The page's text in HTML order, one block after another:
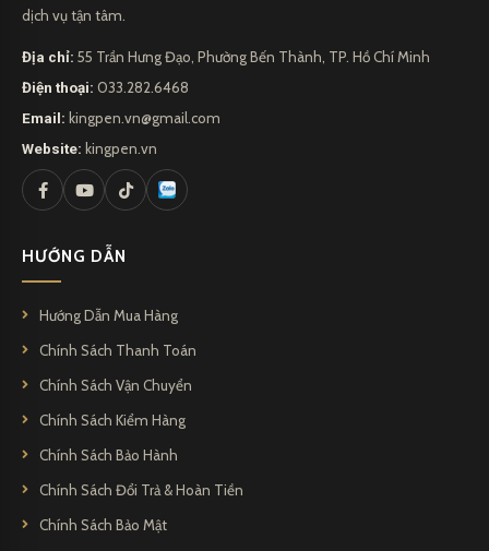
dịch vụ tận tâm.
Địa chỉ: 55 Trần Hưng Đạo, Phường Bến Thành, TP. Hồ Chí Minh
Điện thoại: 033.282.6468
Email: kingpen.vn@gmail.com
Website: kingpen.vn
HƯỚNG DẪN
Hướng Dẫn Mua Hàng
Chính Sách Thanh Toán
Chính Sách Vận Chuyển
Chính Sách Kiểm Hàng
Chính Sách Bảo Hành
Chính Sách Đổi Trả & Hoàn Tiền
Chính Sách Bảo Mật